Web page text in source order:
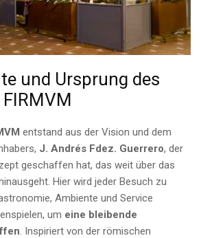
und Ursprung des
entstand aus der Vision und dem
J. Andrés Fdez. Guerrero, der
geschaffen hat, das weit über das
Hier wird jeder Besuch zu
Ambiente und Service
um eine bleibende
. Inspiriert von der römischen